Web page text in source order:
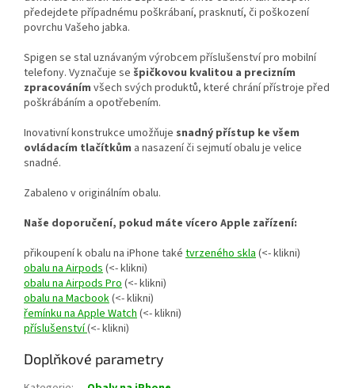
předejdete případnému poškrábaní, prasknutí, či poškození
povrchu Vašeho jabka.
Spigen se stal uznávaným výrobcem příslušenství pro mobilní
telefony. Vyznačuje se špičkovou kvalitou a precizním
zpracováním všech svých produktů, které chrání přístroje před
poškrábáním a opotřebením.
Inovativní konstrukce umožňuje snadný přístup ke všem
ovládacím tlačítkům a nasazení či sejmutí obalu je velice
snadné.
Zabaleno v originálním obalu.
Naše doporučení, pokud máte vícero Apple zařízení:
přikoupení k obalu na iPhone také tvrzeného skla(<- klikni)
obalu na Airpods(<- klikni)
obalu na Airpods Pro(<- klikni)
obalu na Macbook(<- klikni)
řemínku na Apple Watch(<- klikni)
příslušenství(<- klikni)
Doplňkové parametry